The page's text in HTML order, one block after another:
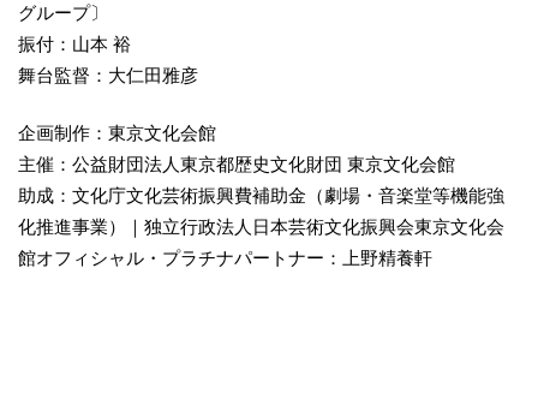
グループ〕
振付：山本 裕
舞台監督：大仁田雅彦
企画制作：東京文化会館
主催：公益財団法人東京都歴史文化財団 東京文化会館
助成：文化庁文化芸術振興費補助金（劇場・音楽堂等機能強
化推進事業）｜独立行政法人日本芸術文化振興会東京文化会
館オフィシャル・プラチナパートナー：上野精養軒